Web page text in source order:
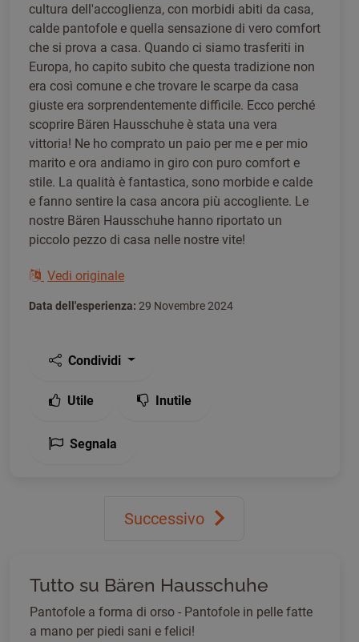
cultura dell'accoglienza, con morbidi abiti da casa,
calde pantofole e quella sensazione di vero comfort
che si prova a casa. Quando ci siamo trasferiti in
Europa, ho capito subito che questa tradizione non
era così comune e che trovare le scarpe da casa
giuste era sorprendentemente difficile. Ecco perché
scoprire Bären Hausschuhe è stata una vera
vittoria! Ne ho comprato un paio per me e per mio
marito e ora andiamo in giro con puro comfort e
stile. La qualità è fantastica, sono morbide e calde
e fanno sentire la casa ancora più accogliente. Le
nostre Bären Hausschuhe hanno riportato un
piccolo pezzo di casa nelle nostre vite!
Vedi originale
Data dell'esperienza: 29 Novembre 2024
Condividi
Utile Inutile
Segnala
Successivo
Tutto su Bären Hausschuhe
Pantofole a forma di orso - Pantofole in pelle fatte
a mano per piedi sani e felici!